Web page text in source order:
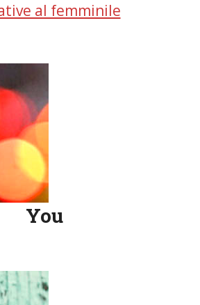
al femminile
You